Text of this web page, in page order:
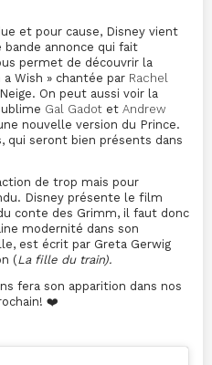
et pour cause, Disney vient
annonce qui fait
permet de découvrir la
Wish » chantée par Rachel
On peut aussi voir la
Gal Gadot et Andrew
nouvelle version du Prince.
qui seront bien présents dans
de trop mais pour
Disney présente le film
conte des Grimm, il faut donc
modernité dans son
est écrit par Greta Gerwig
(La fille du train).
fera son apparition dans nos
❤️